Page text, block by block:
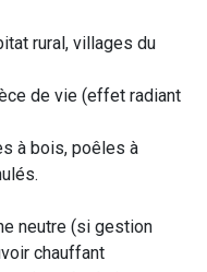
rural, villages du
de vie (effet radiant
à bois, poêles à
neutre (si gestion
chauffant